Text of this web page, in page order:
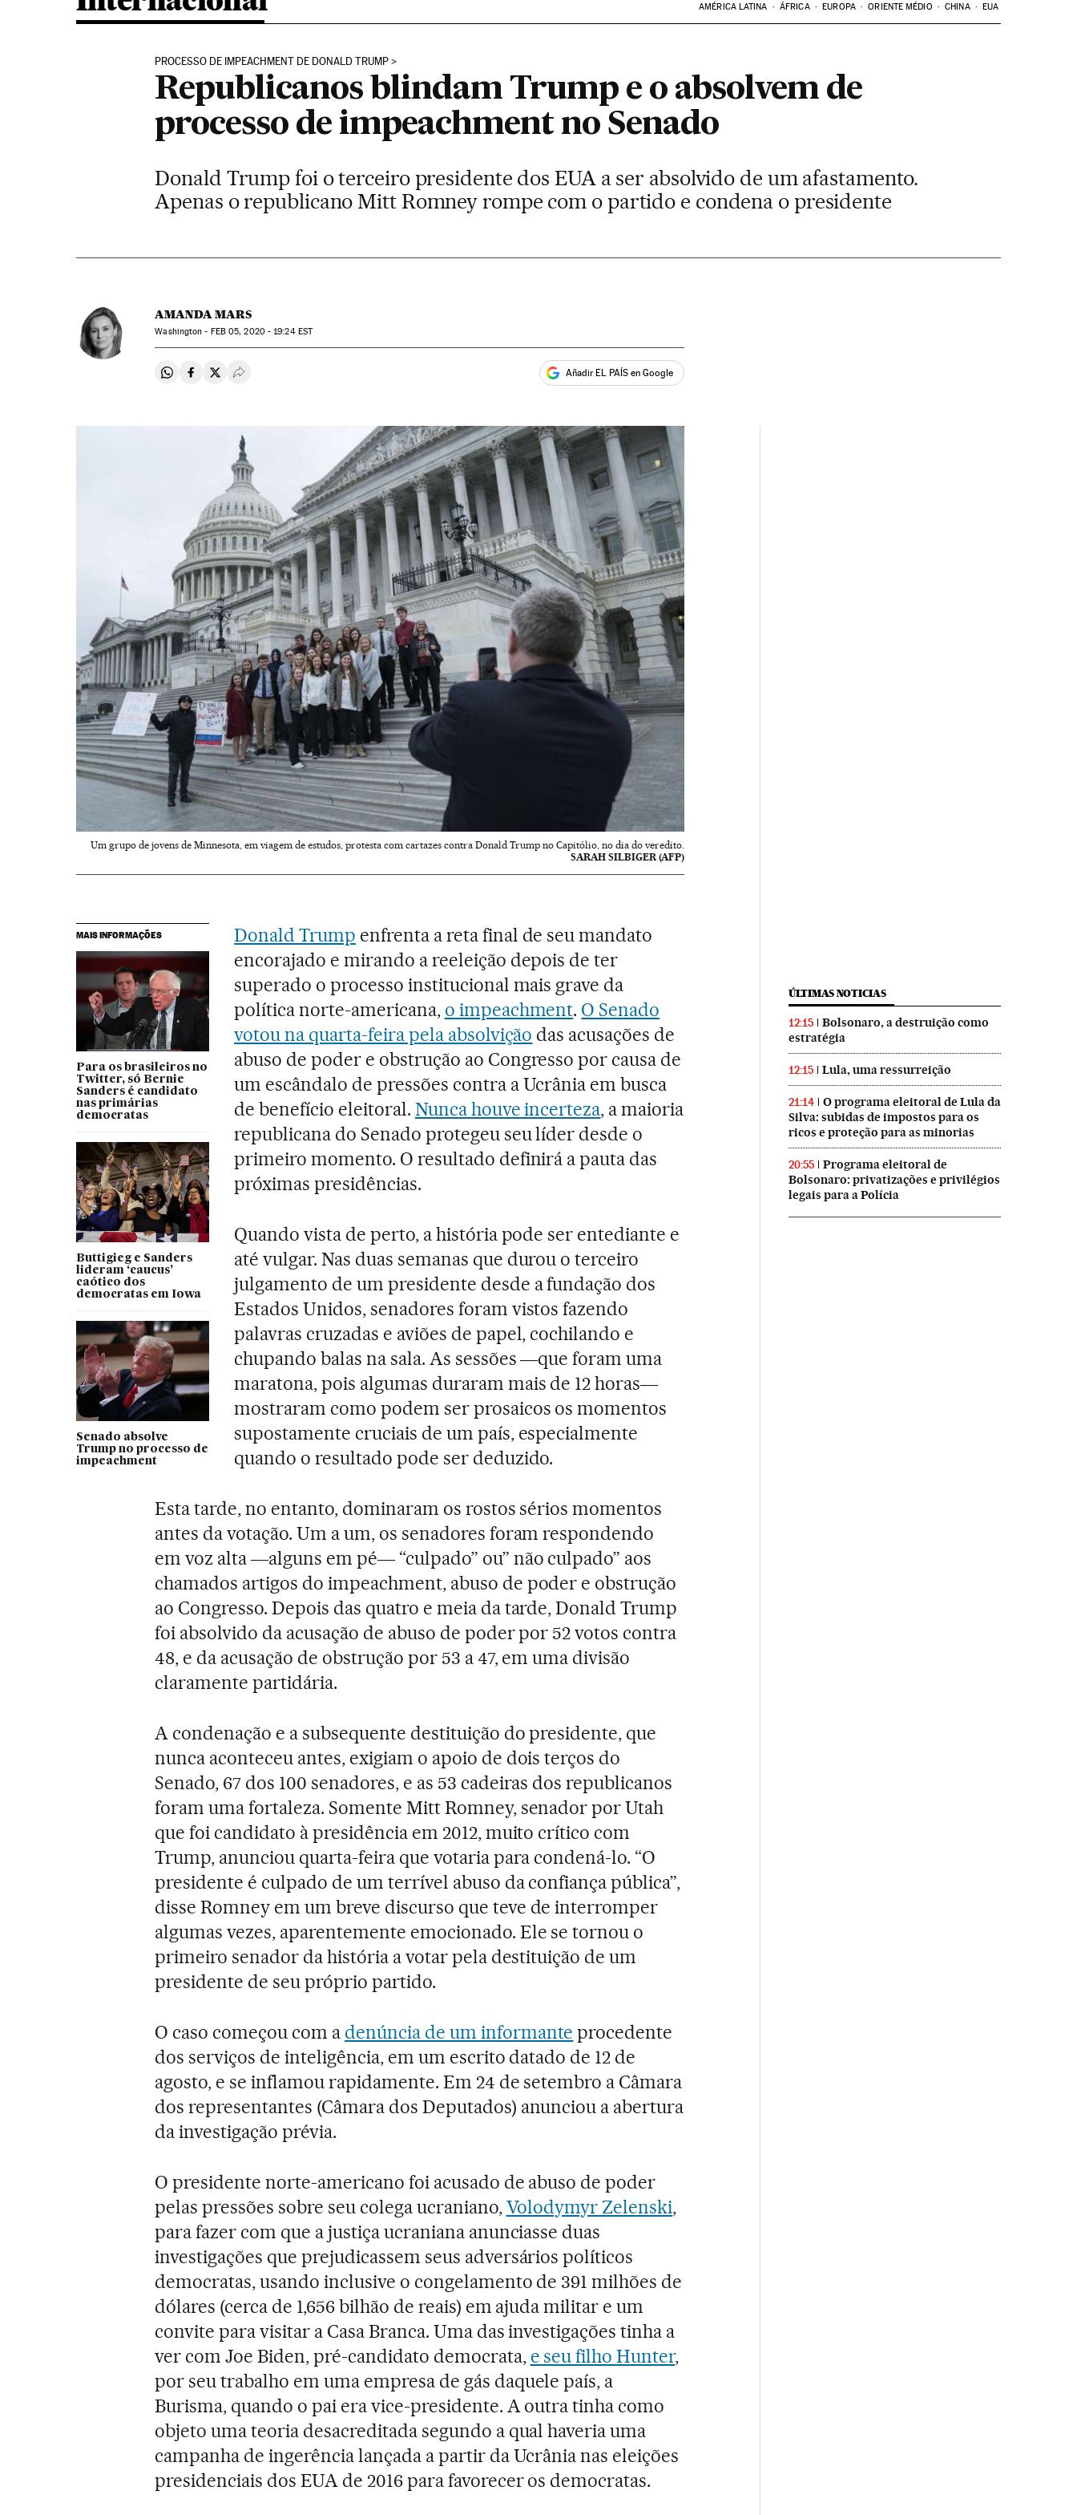
AMÉRICA LATINA ÁFRICA EUROPA ORIENTE MÉDIO CHINA EUA
PROCESSO DE IMPEACHMENT DE DONALD TRUMP
Republicanos blindam Trump e o absolvem de
processo de impeachment no Senado
Donald Trump foi o terceiro presidente dos EUA a ser absolvido de um afastamento.
Apenas o republicano Mitt Romney rompe com o partido e condena o presidente
AMANDA MARS
Washington - FEB05, 2020 - 19:24EST
Compartir en Whatsapp
Compartir en Facebook
Compartir en Twitter
Desplegar Redes Sociales Añadir EL PAÍS en Google
Um grupo de jovens de Minnesota, em viagem de estudos, protesta com cartazes contra Donald Trump no Capitólio, no dia do veredito.
SARAH SILBIGER (AFP)
MAIS INFORMAÇÕES
Para os brasileiros no
Twitter, só Bernie
Sanders é candidato
nas primárias
democratas
Buttigieg e Sanders
lideram ‘caucus’
caótico dos
democratas em Iowa
Senado absolve
Trump no processo de
impeachment
Donald Trump enfrenta a reta final de seu mandato
encorajado e mirando a reeleição depois de ter
superado o processo institucional mais grave da
política norte-americana, o impeachment. O Senado
votou na quarta-feira pela absolvição das acusações de
abuso de poder e obstrução ao Congresso por causa de
um escândalo de pressões contra a Ucrânia em busca
de benefício eleitoral. Nunca houve incerteza, a maioria
republicana do Senado protegeu seu líder desde o
primeiro momento. O resultado definirá a pauta das
próximas presidências.
Quando vista de perto, a história pode ser entediante e
até vulgar. Nas duas semanas que durou o terceiro
julgamento de um presidente desde a fundação dos
Estados Unidos, senadores foram vistos fazendo
palavras cruzadas e aviões de papel, cochilando e
chupando balas na sala. As sessões ―que foram uma
maratona, pois algumas duraram mais de 12 horas―
mostraram como podem ser prosaicos os momentos
supostamente cruciais de um país, especialmente
quando o resultado pode ser deduzido.
Esta tarde, no entanto, dominaram os rostos sérios momentos
antes da votação. Um a um, os senadores foram respondendo
em voz alta ―alguns em pé― “culpado” ou” não culpado” aos
chamados artigos do impeachment, abuso de poder e obstrução
ao Congresso. Depois das quatro e meia da tarde, Donald Trump
foi absolvido da acusação de abuso de poder por 52 votos contra
48, e da acusação de obstrução por 53 a 47, em uma divisão
claramente partidária.
A condenação e a subsequente destituição do presidente, que
nunca aconteceu antes, exigiam o apoio de dois terços do
Senado, 67 dos 100 senadores, e as 53 cadeiras dos republicanos
foram uma fortaleza. Somente Mitt Romney, senador por Utah
que foi candidato à presidência em 2012, muito crítico com
Trump, anunciou quarta-feira que votaria para condená-lo. “O
presidente é culpado de um terrível abuso da confiança pública”,
disse Romney em um breve discurso que teve de interromper
algumas vezes, aparentemente emocionado. Ele se tornou o
primeiro senador da história a votar pela destituição de um
presidente de seu próprio partido.
O caso começou com a denúncia de um informante procedente
dos serviços de inteligência, em um escrito datado de 12 de
agosto, e se inflamou rapidamente. Em 24 de setembro a Câmara
dos representantes (Câmara dos Deputados) anunciou a abertura
da investigação prévia.
O presidente norte-americano foi acusado de abuso de poder
pelas pressões sobre seu colega ucraniano,Volodymyr Zelenski,
para fazer com que a justiça ucraniana anunciasse duas
investigações que prejudicassem seus adversários políticos
democratas, usando inclusive o congelamento de 391 milhões de
dólares (cerca de 1,656 bilhão de reais) em ajuda militar e um
convite para visitar a Casa Branca. Uma das investigações tinha a
ver com Joe Biden, pré-candidato democrata, e seu filho Hunter,
por seu trabalho em uma empresa de gás daquele país, a
Burisma, quando o pai era vice-presidente. A outra tinha como
objeto uma teoria desacreditada segundo a qual haveria uma
campanha de ingerência lançada a partir da Ucrânia nas eleições
presidenciais dos EUA de 2016 para favorecer os democratas.
ÚLTIMAS NOTICIAS
12:15
Bolsonaro, a destruição como
estratégia
12:15 Lula, uma ressurreição
21:14
O programa eleitoral de Lula da
Silva: subidas de impostos para os
ricos e proteção para as minorias
20:55
Programa eleitoral de
Bolsonaro: privatizações e privilégios
legais para a Polícia